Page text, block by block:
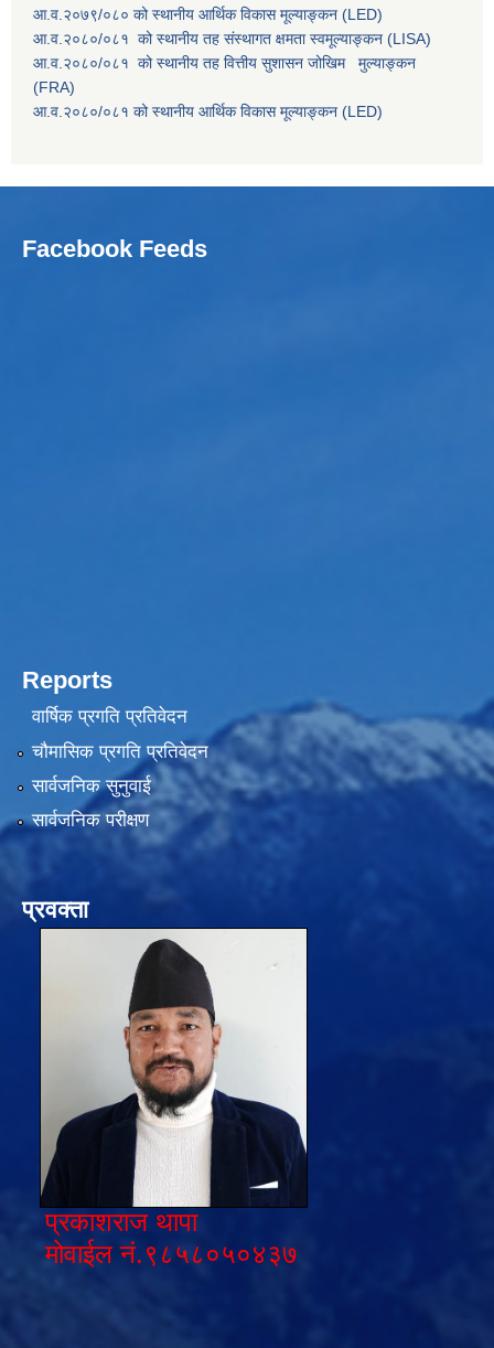
आ.व.२०७९/०८० को स्थानीय आर्थिक विकास मूल्याङ्कन (LED)
आ.व.२०८०/०८१ को स्थानीय तह संस्थागत क्षमता स्वमूल्याङ्कन (LISA)
आ.व.२०८०/०८१ को स्थानीय तह वित्तीय सुशासन जोखिम मुल्याङ्कन
(FRA)
आ.व.२०८०/०८१ को स्थानीय आर्थिक विकास मूल्याङ्कन (LED)
Facebook Feeds
Reports
वार्षिक प्रगति प्रतिवेदन
चौमासिक प्रगति प्रतिवेदन
सार्वजनिक सुनुवाई
सार्वजनिक परीक्षण
प्रवक्ता
प्रकाशराज थापा
मोवाईल नं.९८५८०५०४३७